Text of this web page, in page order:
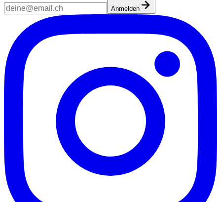
Anmelden